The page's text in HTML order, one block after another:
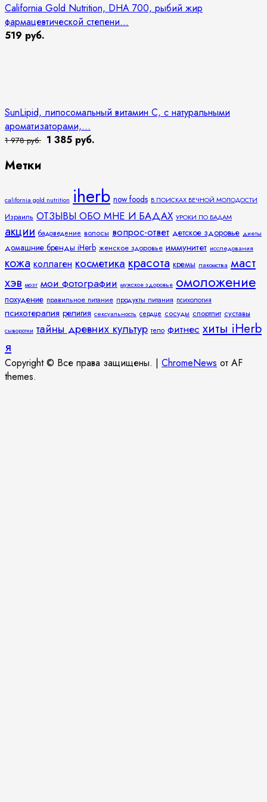
California Gold Nutrition, DHA 700, рыбий жир
фармацевтической степени...
519 руб.
SunLipid, липосомальный витамин C, с натуральными
ароматизаторами,...
1 978 руб. 1 385 руб.
Метки
california gold nutrition iherb now foods В ПОИСКАХ ВЕЧНОЙ МОЛОДОСТИ
Израиль ОТЗЫВЫ ОБО МНЕ И БАДАХ УРОКИ ПО БАДАМ
акции бадоведение волосы вопрос-ответ детское здоровье диеты
домашние бренды iHerb женское здоровье иммунитет исследования
кожа коллаген косметика красота кремы лакомства маст
хэв мозг мои фотографии мужское здоровье омоложение
похудение правильное питание продукты питания психология
психотерапия религия сексуальность сердце сосуды спортпит суставы
сыворотки тайны древних культур тело фитнес хиты iHerb
я
Copyright © Все права защищены. | ChromeNews от AF
themes.